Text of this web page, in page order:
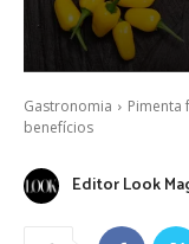
Gastronomia
Pimenta
benefícios
Editor Look